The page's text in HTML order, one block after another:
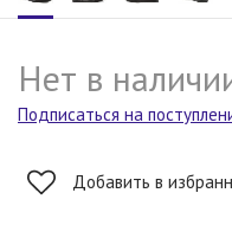
Нет в
Подписаться на
Добавить в